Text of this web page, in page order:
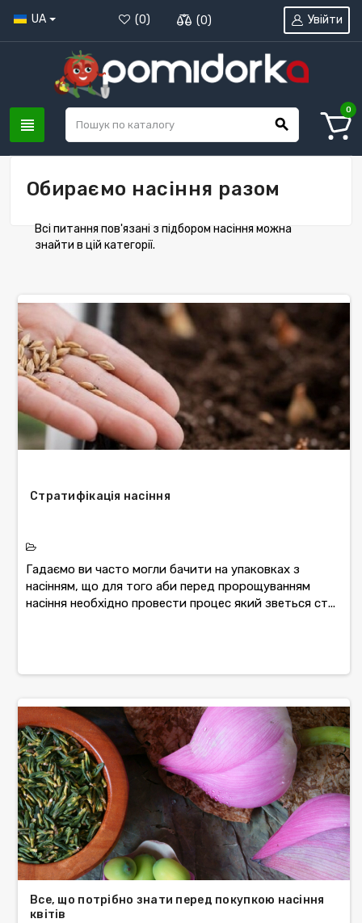
UA (0) (0)
view_headline search
Увійти
0
Обираємо насіння разом
Всі питання пов'язані з підбором насіння можна
знайти в цій категорії.
Стратифікація насіння
Гадаємо ви часто могли бачити на упаковках з
насінням, що для того аби перед пророщуванням
насіння необхідно провести процес який зветься ст...
Все, що потрібно знати перед покупкою насіння
квітів